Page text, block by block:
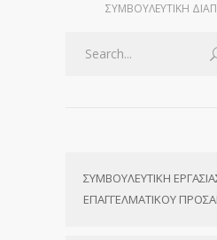
ΣΥΜΒΟΥΛΕΥΤΙΚΗ
ΣΥΜΒΟΥΛΕΥΤΙΚΗ
ΕΠΑΓΓΕΛΜΑΤΙΚΟΥ